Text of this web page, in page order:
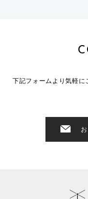
下記フォームより気軽に